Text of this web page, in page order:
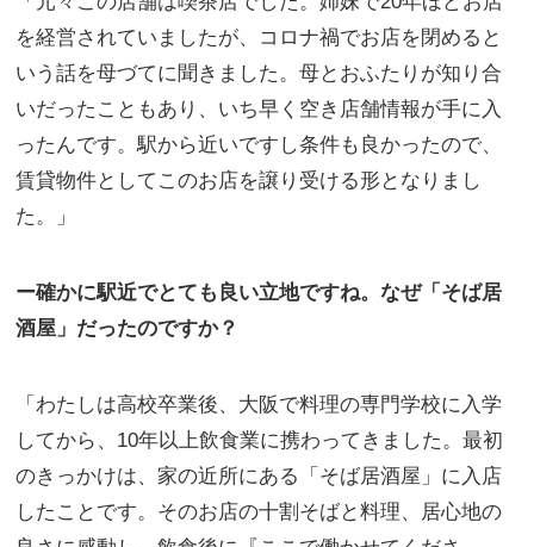
を経営されていましたが、コロナ禍でお店を閉めると
いう話を母づてに聞きました。母とおふたりが知り合
いだったこともあり、いち早く空き店舗情報が手に入
ったんです。駅から近いですし条件も良かったので、
賃貸物件としてこのお店を譲り受ける形となりまし
た。」
ー確かに駅近でとても良い立地ですね。なぜ「そば居
酒屋」だったのですか？
「わたしは高校卒業後、大阪で料理の専門学校に入学
してから、10年以上飲食業に携わってきました。最初
のきっかけは、家の近所にある「そば居酒屋」に入店
したことです。そのお店の十割そばと料理、居心地の